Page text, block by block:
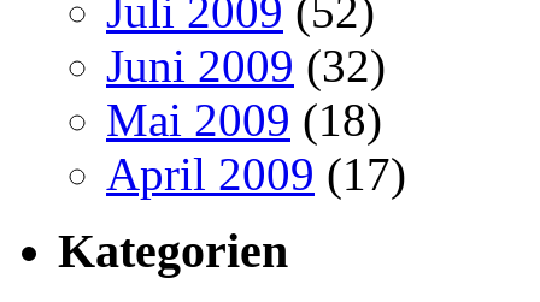
Juli 2009 (52)
Juni 2009 (32)
Mai 2009 (18)
April 2009 (17)
Kategorien